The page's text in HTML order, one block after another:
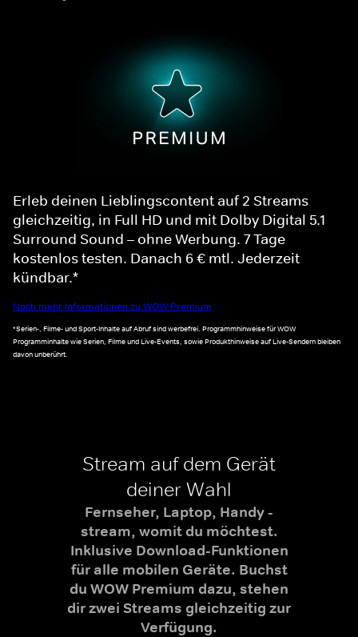
Erleb deinen Lieblingscontent auf 2 Streams
gleichzeitig, in Full HD und mit Dolby Digital 5.1
Surround Sound – ohne Werbung. 7 Tage
kostenlos testen. Danach 6 € mtl. Jederzeit
kündbar.*
Noch mehr Informationen zu WOW Premium
*Serien-, Filme- und Sport-Inhalte auf Abruf sind werbefrei. Programmhinweise für WOW
Programminhalte wie Serien, Filme und Live-Events, sowie Produkthinweise auf Live-Sendern bleiben
davon unberührt.
Stream auf dem Gerät
deiner Wahl
Fernseher, Laptop, Handy -
stream, womit du möchtest.
Inklusive Download-Funktionen
für alle mobilen Geräte. Buchst
du WOW Premium dazu, stehen
dir zwei Streams gleichzeitig zur
Verfügung.